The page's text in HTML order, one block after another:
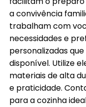
a convivência
trabalham com
necessidades e
personalizadas
disponível. Utilize
materiais de alta
e praticidade.
para a cozinha